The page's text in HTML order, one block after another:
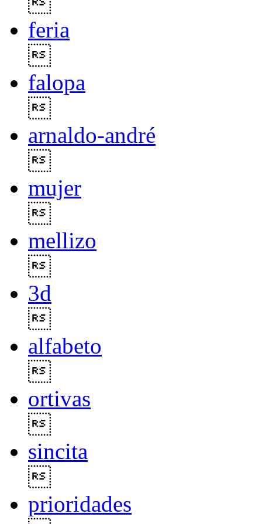
feria
falopa
arnaldo-andré
mujer
mellizo
3d
alfabeto
ortivas
sincita
prioridades